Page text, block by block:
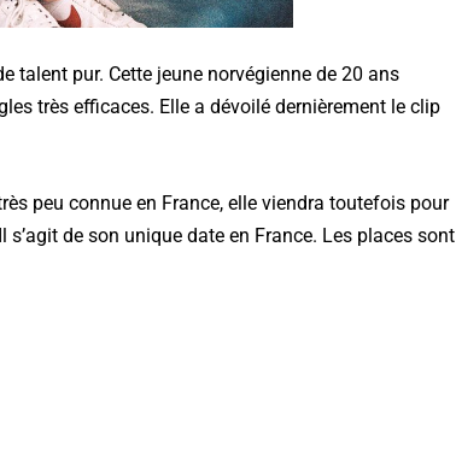
talent pur. Cette jeune norvégienne de 20 ans
très efficaces. Elle a dévoilé dernièrement le clip
peu connue en France, elle viendra toutefois pour
de son unique date en France. Les places sont